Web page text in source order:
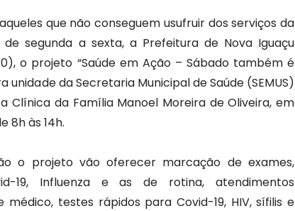
que não conseguem usufruir dos serviços da
segunda a sexta, a Prefeitura de Nova Iguaçu
o projeto “Saúde em Ação – Sábado também é
unidade da Secretaria Municipal de Saúde (SEMUS)
Clínica da Família Manoel Moreira de Oliveira, em
8h às 14h.
o projeto vão oferecer marcação de exames,
19, Influenza e as de rotina, atendimentos
testes rápidos para Covid-19, HIV, sífilis e